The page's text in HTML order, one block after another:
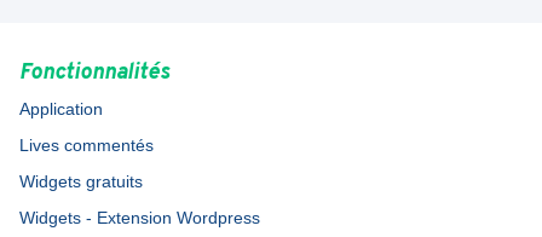
Fonctionnalités
Application
Lives commentés
Widgets gratuits
Widgets - Extension Wordpress